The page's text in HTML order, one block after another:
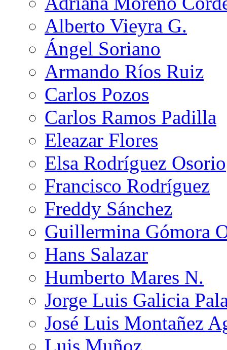
Alberto Vieyra G.
Ángel Soriano
Armando Ríos Ruiz
Carlos Pozos
Carlos Ramos Padilla
Eleazar Flores
Elsa Rodríguez Osorio
Francisco Rodríguez
Freddy Sánchez
Guillermina Gómora
Hans Salazar
Humberto Mares N.
Jorge Luis Galicia
José Luis Montañez
Luis Muñoz